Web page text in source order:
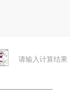
请输入计算结果